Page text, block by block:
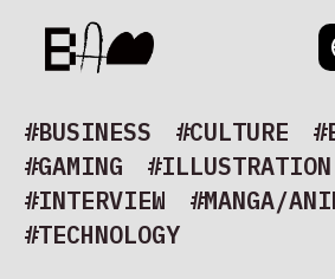
#BUSINESS #CULTURE
#GAMING
#ILLUSTRATION
#INTERVIEW
#MANGA/
#TECHNOLOGY